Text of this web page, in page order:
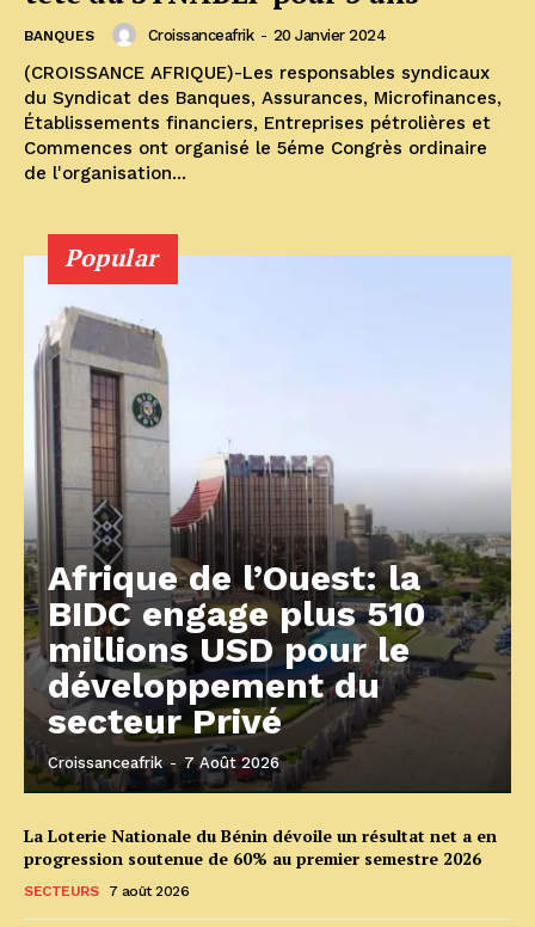
BANQUES Croissanceafrik - 20 Janvier 2024
(CROISSANCE AFRIQUE)-Les responsables syndicaux
du Syndicat des Banques, Assurances, Microfinances,
Établissements financiers, Entreprises pétrolières et
Commences ont organisé le 5éme Congrès ordinaire
de l'organisation...
Popular
Afrique de l’Ouest: la
BIDC engage plus 510
millions USD pour le
développement du
secteur Privé
Croissanceafrik - 7 Août 2026
La Loterie Nationale du Bénin dévoile un résultat net a en
progression soutenue de 60% au premier semestre 2026
SECTEURS 7 août 2026